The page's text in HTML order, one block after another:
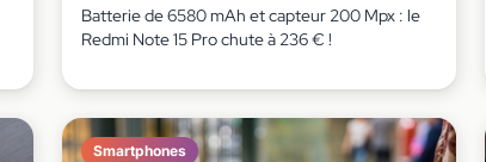
Batterie de 6580 mAh et capteur 200 Mpx : le
Redmi Note 15 Pro chute à 236 € !
Smartphones